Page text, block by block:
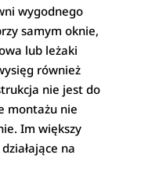
wygodnego
samym oknie,
lub leżaki
również
nie jest do
montażu nie
Im większy
na